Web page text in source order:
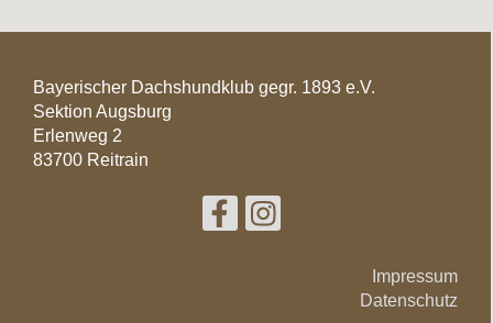
Bayerischer Dachshundklub gegr. 1893 e.V.
Sektion Augsburg
Erlenweg 2
83700 Reitrain
Impressum
Datenschutz